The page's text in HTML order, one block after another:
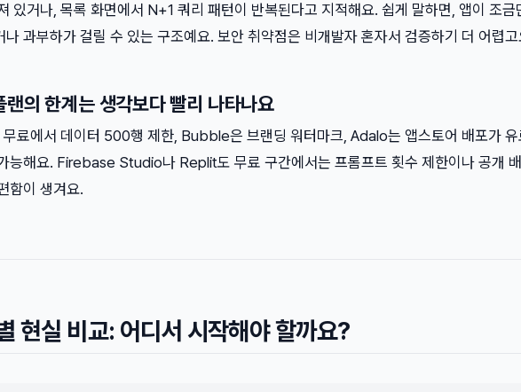
있거나, 목록 화면에서 N+1 쿼리 패턴이 반복된다고 지적해요. 쉽게 말하면, 앱이 조금
나 과부하가 걸릴 수 있는 구조예요. 보안 취약점은 비개발자 혼자서 검증하기 더 어렵고
랜의 한계는 생각보다 빨리 나타나요
료에서 데이터 500행 제한, Bubble은 브랜딩 워터마크, Adalo는 앱스토어 배포가 유
능해요. Firebase Studio나 Replit도 무료 구간에서는 프롬프트 횟수 제한이나 공개 배
함이 생겨요.
현실 비교: 어디서 시작해야 할까요?